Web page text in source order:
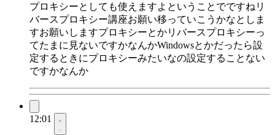
プロキシーとしても使えますよということでですねリ
バースプロキシー講座お願い移っていこうかなとしま
すお願いしますプロキシーとかリバースプロキシーっ
てたまに見ないですかなんかWindowsとかだったら設
定するときにプロキシーみたいなの設定することない
ですかなんか
12:01